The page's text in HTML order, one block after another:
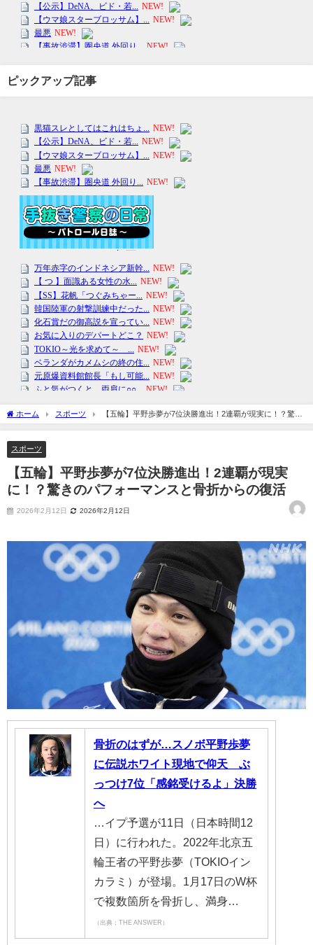
ピックアップ記事
ホーム スポーツ
【五輪】平野歩夢が7位決勝進出！2連覇が現実に！？驚き
のパフォーマンスと骨折からの復活
スポーツ
【五輪】平野歩夢が7位決勝進出！2連覇が現実
に！？驚きのパフォーマンスと骨折からの復活
2026年2月12日 2026年2月12日
骨折のはずが…スノボ平野歩夢
に伝説ホワイト現地で仰天 ぶ
っつけ7位「感銘受けるよ」決勝
へ
…イプ予選が11日（日本時間12
日）に行われた。2022年北京五
輪王者の平野歩夢（TOKIOイン
カラミ）が登場。1月17日のW杯
で複数箇所を骨折し、満身…
（出典：THE ANSWER）